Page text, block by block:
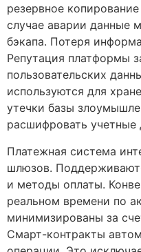
резервное
случае аварии данные
бэкапа. Потеря
Репутация платформы
пользовательских
используются для
утечки базы
расшифровать учетные
Платежная система
шлюзов.
и методы оплаты.
реальном времени по
минимизированы за
Смарт-контракты